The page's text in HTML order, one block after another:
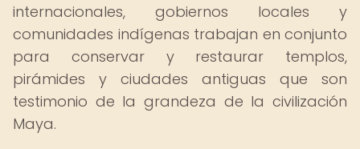
internacionales, gobiernos locales y
comunidades indígenas trabajan en conjunto
para conservar y restaurar templos,
pirámides y ciudades antiguas que son
testimonio de la grandeza de la civilización
Maya.